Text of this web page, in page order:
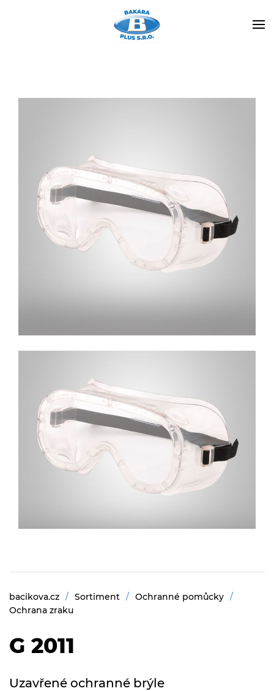
bacikova.cz Sortiment
Ochranné pomůcky
Ochrana zraku
G 2011
Uzavřené ochranné brýle